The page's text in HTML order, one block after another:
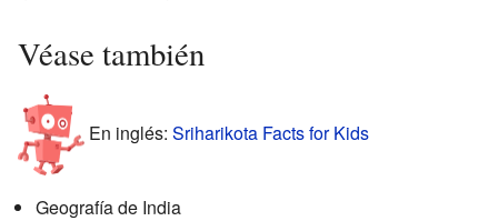
Véase también
En inglés: Sriharikota Facts for Kids
Geografía de India